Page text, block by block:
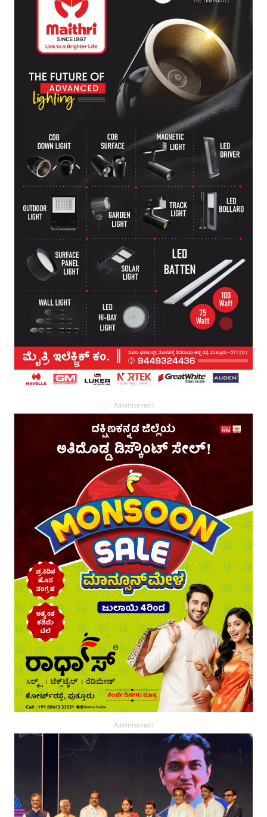
Advertisement
Advertisement